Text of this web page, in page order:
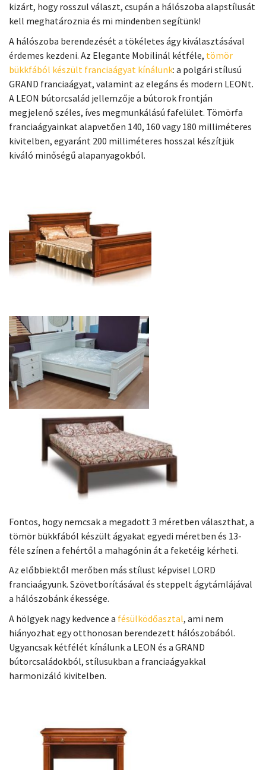
kizárt, hogy rosszul választ, csupán a hálószoba alapstílusát
kell meghatároznia és mi mindenben segítünk!
A hálószoba berendezését a tökéletes ágy kiválasztásával
érdemes kezdeni. Az Elegante Mobilinál kétféle, tömör
bükkfából készült franciaágyat kínálunk: a polgári stílusú
GRAND franciaágyat, valamint az elegáns és modern LEONt.
A LEON bútorcsalád jellemzője a bútorok frontján
megjelenő széles, íves megmunkálású fafelület. Tömörfa
franciaágyainkat alapvetően 140, 160 vagy 180 milliméteres
kivitelben, egyaránt 200 milliméteres hosszal készítjük
kiváló minőségű alapanyagokból.
Fontos, hogy nemcsak a megadott 3 méretben választhat, a
tömör bükkfából készült ágyakat egyedi méretben és 13-
féle színen a fehértől a mahagónin át a feketéig kérheti.
Az előbbiektől merőben más stílust képvisel LORD
franciaágyunk. Szövetborításával és steppelt ágytámlájával
a hálószobánk ékessége.
A hölgyek nagy kedvence a fésülködőasztal, ami nem
hiányozhat egy otthonosan berendezett hálószobából.
Ugyancsak kétfélét kínálunk a LEON és a GRAND
bútorcsaládokból, stílusukban a franciaágyakkal
harmonizáló kivitelben.